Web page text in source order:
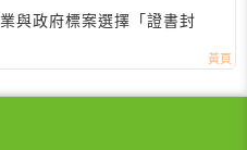
與政府標案選擇「證書封